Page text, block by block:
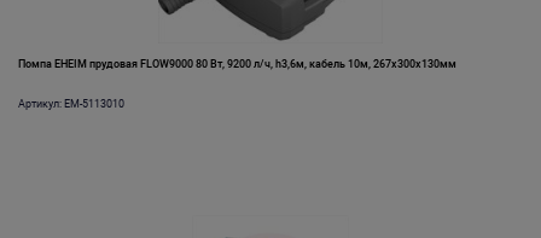
Помпа EHEIM прудовая FLOW9000 80 Вт, 9200 л/ч, h3,6м, кабель 10м, 267х300х130мм
Артикул: EM-5113010